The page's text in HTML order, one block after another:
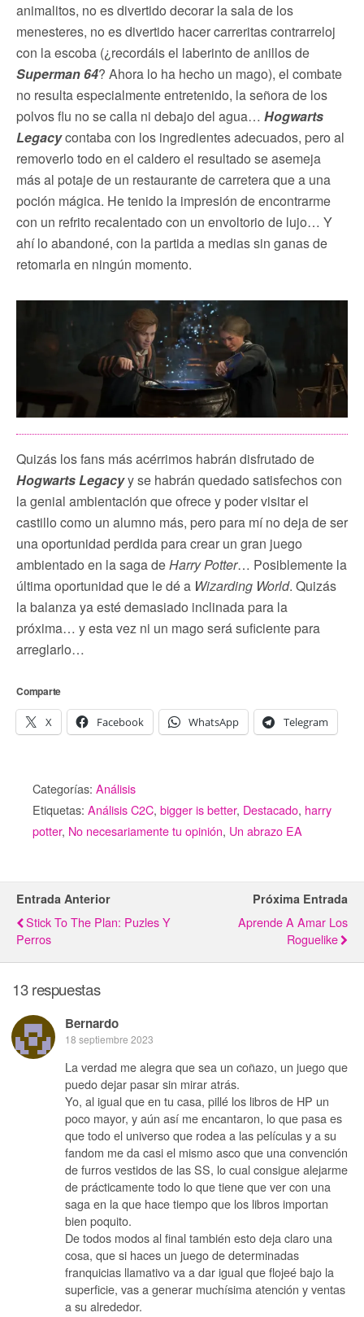
animalitos, no es divertido decorar la sala de los
menesteres, no es divertido hacer carreritas contrarreloj
con la escoba (¿recordáis el laberinto de anillos de
Superman 64? Ahora lo ha hecho un mago), el combate
no resulta especialmente entretenido, la señora de los
polvos flu no se calla ni debajo del agua… Hogwarts
Legacycontaba con los ingredientes adecuados, pero al
removerlo todo en el caldero el resultado se asemeja
más al potaje de un restaurante de carretera que a una
poción mágica. He tenido la impresión de encontrarme
con un refrito recalentado con un envoltorio de lujo… Y
ahí lo abandoné, con la partida a medias sin ganas de
retomarla en ningún momento.
Quizás los fans más acérrimos habrán disfrutado de
Hogwarts Legacyy se habrán quedado satisfechos con
la genial ambientación que ofrece y poder visitar el
castillo como un alumno más, pero para mí no deja de ser
una oportunidad perdida para crear un gran juego
ambientado en la saga deHarry Potter… Posiblemente la
última oportunidad que le dé a Wizarding World. Quizás
la balanza ya esté demasiado inclinada para la
próxima… y esta vez ni un mago será suficiente para
arreglarlo…
Comparte
X Facebook WhatsApp Telegram
Categorías: Análisis
Etiquetas: Análisis C2C, bigger is better, Destacado, harry
potter, No necesariamente tu opinión, Un abrazo EA
Entrada Anterior
Stick To The Plan: Puzles Y
Perros
Próxima Entrada
Aprende A Amar Los
Roguelike
13 respuestas
Bernardo
18 septiembre 2023
La verdad me alegra que sea un coñazo, un juego que
puedo dejar pasar sin mirar atrás.
Yo, al igual que en tu casa, pillé los libros de HP un
poco mayor, y aún así me encantaron, lo que pasa es
que todo el universo que rodea a las películas y a su
fandom me da casi el mismo asco que una convención
de furros vestidos de las SS, lo cual consigue alejarme
de prácticamente todo lo que tiene que ver con una
saga en la que hace tiempo que los libros importan
bien poquito.
De todos modos al final también esto deja claro una
cosa, que si haces un juego de determinadas
franquicias llamativo va a dar igual que flojeé bajo la
superficie, vas a generar muchísima atención y ventas
a su alrededor.